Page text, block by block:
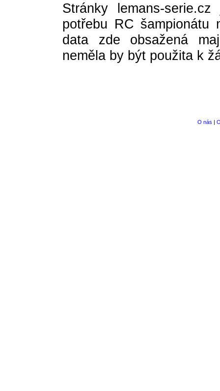
Stránky lemans-
potřebu RC šampionátu
data zde obsažená
neměla by být použita k
O nás |